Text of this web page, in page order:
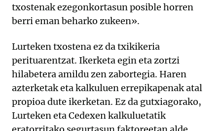
txostenak ezegonkortasun posible horren
berri eman beharko zukeen».
Lurteken txostena ez da txikikeria
perituarentzat. Ikerketa egin eta zortzi
hilabetera amildu zen zabortegia. Haren
azterketak eta kalkuluen errepikapenak atal
propioa dute ikerketan. Ez da gutxiagorako,
Lurteken eta Cedexen kalkuluetatik